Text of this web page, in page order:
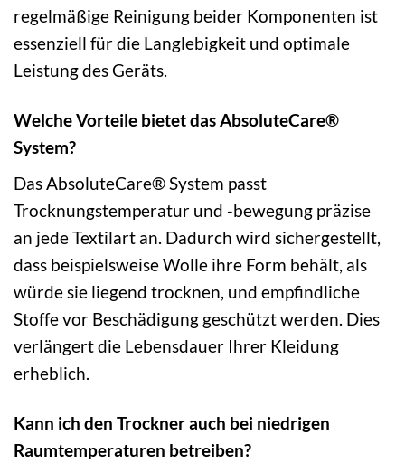
regelmäßige Reinigung beider Komponenten ist
essenziell für die Langlebigkeit und optimale
Leistung des Geräts.
Welche Vorteile bietet das AbsoluteCare®
System?
Das AbsoluteCare® System passt
Trocknungstemperatur und -bewegung präzise
an jede Textilart an. Dadurch wird sichergestellt,
dass beispielsweise Wolle ihre Form behält, als
würde sie liegend trocknen, und empfindliche
Stoffe vor Beschädigung geschützt werden. Dies
verlängert die Lebensdauer Ihrer Kleidung
erheblich.
Kann ich den Trockner auch bei niedrigen
Raumtemperaturen betreiben?